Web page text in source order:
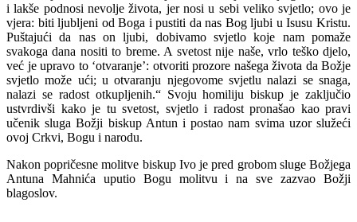
i lakše podnosi nevolje života, jer nosi u sebi veliko svjetlo; ovo je
vjera: biti ljubljeni od Boga i pustiti da nas Bog ljubi u Isusu Kristu.
Puštajući da nas on ljubi, dobivamo svjetlo koje nam pomaže
svakoga dana nositi to breme. A svetost nije naše, vrlo teško djelo,
već je upravo to ‘otvaranje’: otvoriti prozore našega života da Božje
svjetlo može ući; u otvaranju njegovome svjetlu nalazi se snaga,
nalazi se radost otkupljenih.“ Svoju homiliju biskup je zaključio
ustvrdivši kako je tu svetost, svjetlo i radost pronašao kao pravi
učenik sluga Božji biskup Antun i postao nam svima uzor služeći
ovoj Crkvi, Bogu i narodu.
Nakon popričesne molitve biskup Ivo je pred grobom sluge Božjega
Antuna Mahnića uputio Bogu molitvu i na sve zazvao Božji
blagoslov.